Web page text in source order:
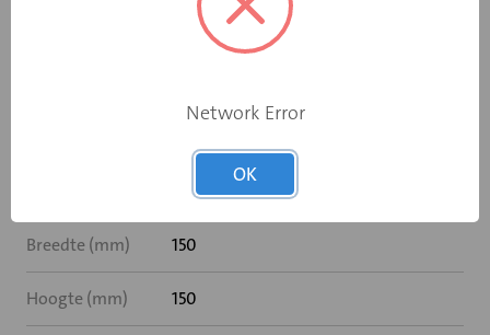
• Verkrijgbaar met afdekrooster(s)
• Buitenluchtoepassing, vochtige omgeving
Breedte (mm) 150
Hoogte (mm) 150
Network Error
OK